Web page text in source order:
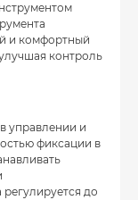
и комфортный
контроль
управлении и
фиксации в
до